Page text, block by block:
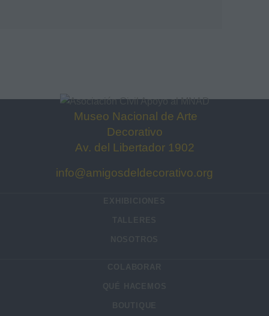
Museo Nacional de Arte
Decorativo
Av. del Libertador 1902
info@amigosdeldecorativo.org